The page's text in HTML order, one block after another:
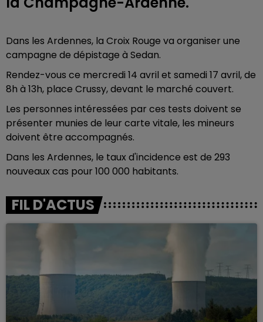
Dans les Ardennes, la Croix Rouge va organiser une
campagne de dépistage à Sedan.
Rendez-vous ce mercredi 14 avril et samedi 17 avril, de
8h à 13h, place Crussy, devant le marché couvert.
Les personnes intéressées par ces tests doivent se
présenter munies de leur carte vitale, les mineurs
doivent être accompagnés.
Dans les Ardennes, le taux d'incidence est de 293
nouveaux cas pour 100 000 habitants.
FIL D'ACTUS